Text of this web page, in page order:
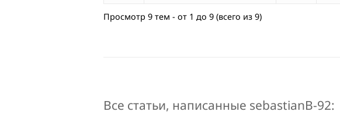
Просмотр 9 тем - от 1 до 9 (всего из 9)
Все статьи, написанные sebastianB-92: